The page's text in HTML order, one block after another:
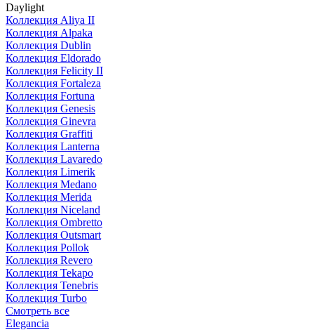
Daylight
Коллекция Aliya II
Коллекция Alpaka
Коллекция Dublin
Коллекция Eldorado
Коллекция Felicity II
Коллекция Fortaleza
Коллекция Fortuna
Коллекция Genesis
Коллекция Ginevra
Коллекция Graffiti
Коллекция Lanterna
Коллекция Lavaredo
Коллекция Limerik
Коллекция Medano
Коллекция Merida
Коллекция Niceland
Коллекция Ombretto
Коллекция Outsmart
Коллекция Pollok
Коллекция Revero
Коллекция Tekapo
Коллекция Tenebris
Коллекция Turbo
Смотреть все
Elegancia